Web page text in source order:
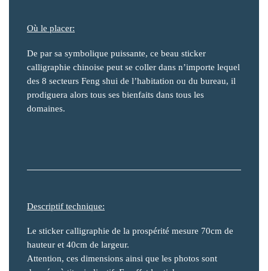
Où le placer:
De par sa symbolique puissante, ce beau sticker
calligraphie chinoise peut se coller dans n’importe lequel
des 8 secteurs Feng shui de l’habitation ou du bureau, il
prodiguera alors tous ses bienfaits dans tous les
domaines.
Descriptif technique:
Le sticker calligraphie de la prospérité mesure 70cm de
hauteur et 40cm de largeur.
Attention, ces dimensions ainsi que les photos sont